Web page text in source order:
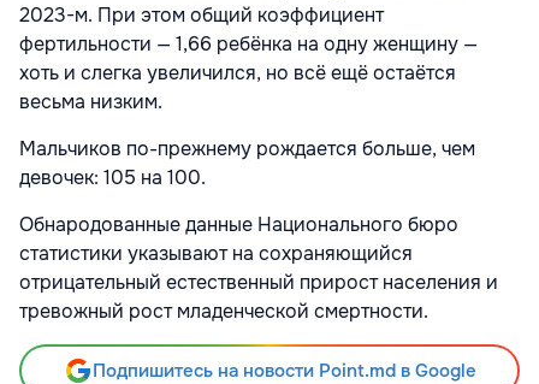
2023-м. При этом общий коэффициент
фертильности — 1,66 ребёнка на одну женщину —
хоть и слегка увеличился, но всё ещё остаётся
весьма низким.
Мальчиков по-прежнему рождается больше, чем
девочек: 105 на 100.
Обнародованные данные Национального бюро
статистики указывают на сохраняющийся
отрицательный естественный прирост населения и
тревожный рост младенческой смертности.
Подпишитесь на новости Point.md в Google